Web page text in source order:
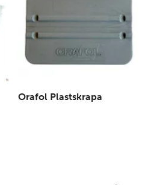
Orafol Plastskrapa